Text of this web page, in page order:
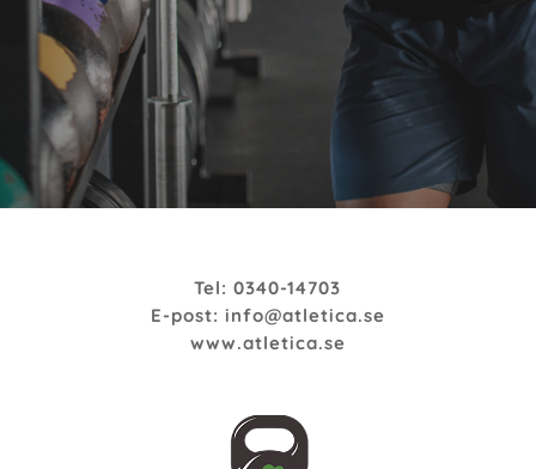
Tel: 0340-14703
E-post: info@atletica.se
www.atletica.se